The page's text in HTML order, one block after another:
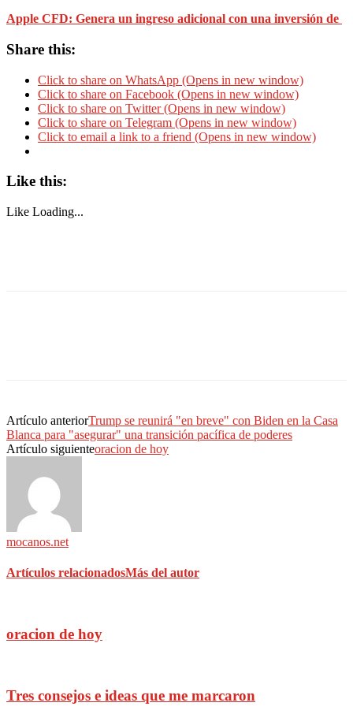
Apple CFD: Genera un ingreso adicional con una inversión de
Share this:
Click to share on WhatsApp (Opens in new window)
Click to share on Facebook (Opens in new window)
Click to share on Twitter (Opens in new window)
Click to share on Telegram (Opens in new window)
Click to email a link to a friend (Opens in new window)
Like this:
Like Loading...
Artículo anteriorTrump se reunirá "en breve" con Biden en la Casa
Blanca para "asegurar" una transición pacífica de poderes
Artículo siguienteoracion de hoy
mocanos.net
Artículos relacionadosMás del autor
oracion de hoy
Tres consejos e ideas que me marcaron